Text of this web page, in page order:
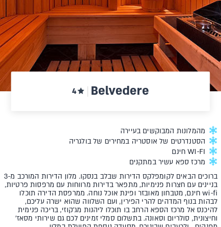
Belvedere
4
מהמלונות המבוקשים בעיירה
הסטנדרטים של אוסטריה במחירים של בולגריה
WI-FI חינם
מרכז ספא עשיר במתקנים
ברוכים הבאים לקומפלקס הדירות שבלב בנסקו. מלון הדירות המורכב מ-3
בניינים עם חצרות פנימיות, מתפאר בדירות מרווחות עם מרפסות פרטיות,
wi-fi חינם, מטבחון מאובזר ופינת אוכל נוחה. ממרפסת הדירה תוכלו
לבהות בנוף המדהים להרי הפירין, ועם השלווה שהוא ישרה עליכם,
להיכנס אל מרכז הספא הרחב בו תוכלו ליהנות מג'קוזי, בריכה פנימית
וחיצונית, סולריום וסאונה. בתשלום סמלי זמינים לכם גם שירותי מסאז'